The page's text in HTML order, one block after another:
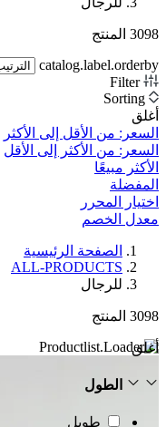
3098 المنتج
catalog.label.orderby
Filter
Sorting
أغلق
السعر: من الأقل إلى الأكثر
السعر: من الأكثر إلى الأقل
الأكثر مبيعًا
المفضلة
اختيار المحرر
معدل الخصم‎
الصفحة الرئيسية
ALL-PRODUCTS
للرجال
3098 المنتج
أغلق
الطول
طويل